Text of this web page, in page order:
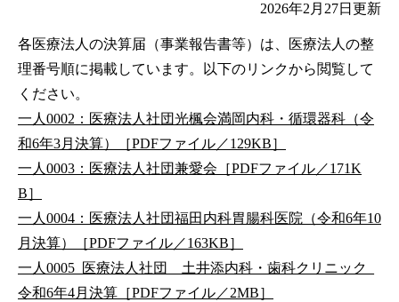
2026年2月27日 更新
各医療法人の決算届（事業報告書等）は、医療法人の整
理番号順に掲載しています。以下のリンクから閲覧して
ください。
一人0002：医療法人社団光楓会満岡内科・循環器科（令
和6年3月決算）［PDFファイル／129KB］
一人0003：医療法人社団兼愛会［PDFファイル／171K
B］
一人0004：医療法人社団福田内科胃腸科医院（令和6年10
月決算）［PDFファイル／163KB］
一人0005_医療法人社団 土井添内科・歯科クリニック_
令和6年4月決算［PDFファイル／2MB］